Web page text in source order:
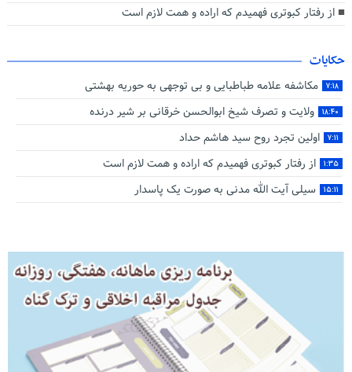
از رفتار کبوتری فهمیدم که اراده و همت لازم است
حکایات
۷:۱۸ مکاشفه علامه طباطبایی و بی توجهی به حوریه بهشتی
۱۸:۴۰ ولایت و تصرف شیخ ابوالحسن خرقانی بر شیر درنده
۷:۱۱ اولین تجرد روح سید هاشم حداد
۱:۳۵ از رفتار کبوتری فهمیدم که اراده و همت لازم است
۱۵:۱۱ سیلی آیت‌ الله مدنی به صورت یک پاسدار